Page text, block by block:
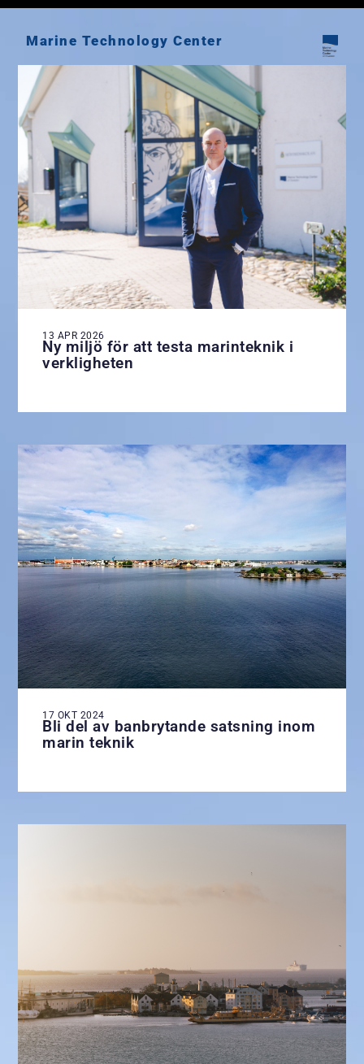
Marine Technology Center
13 APR 2026
Ny miljö för att testa marinteknik i
verkligheten
17 OKT 2024
Bli del av banbrytande satsning inom
marin teknik